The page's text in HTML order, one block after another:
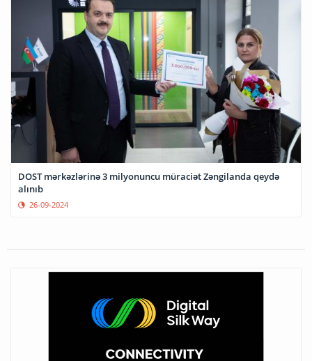
DOST mərkəzlərinə 3 milyonuncu müraciət Zəngilanda qeydə
alınıb
26-09-2024